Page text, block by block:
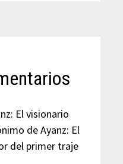
El visionario
de Ayanz: El
del primer traje